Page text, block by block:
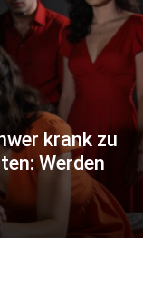
krank zu
Werden